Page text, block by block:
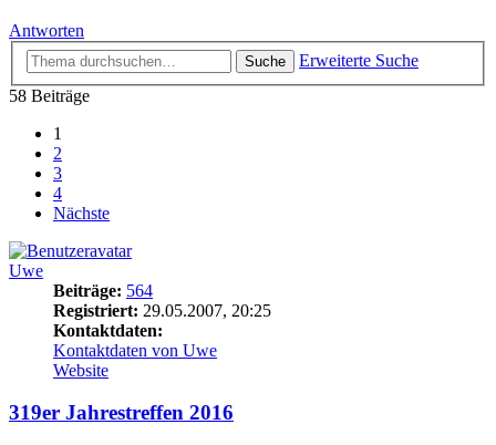
Antworten
Suche
Erweiterte Suche
58 Beiträge
1
2
3
4
Nächste
Uwe
Beiträge: 564
Registriert: 29.05.2007, 20:25
Kontaktdaten:
Kontaktdaten von Uwe
Website
319er Jahrestreffen 2016